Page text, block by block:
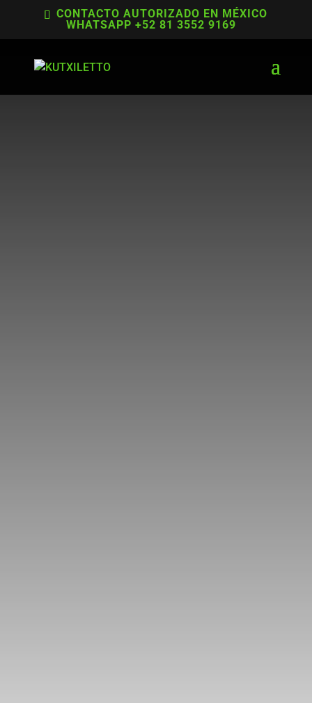
CONTACTO AUTORIZADO EN MÉXICO
WHATSAPP +52 81 3552 9169